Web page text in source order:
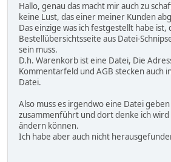
Hallo, genau das macht mir auch zu
keine Lust, das einer meiner Kunden
Das einzige was ich festgestellt habe ist,
Bestellübersichtsseite aus Datei-
sein muss.
D.h. Warenkorb ist eine Datei, Die
Kommentarfeld und AGB stecken auch
Datei.
Also muss es irgendwo eine Datei
zusammenführt und dort denke ich wird
ändern können.
Ich habe aber auch nicht